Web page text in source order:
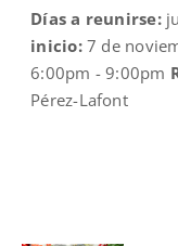
Días a reunirse:
inicio: 7 de
6:00pm - 9:00pm
Pérez-Lafont